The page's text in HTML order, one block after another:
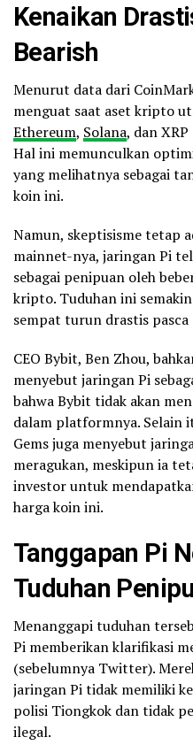
Kenaikan
Bearish
Menurut data dari
menguat saat aset kripto
Ethereum, Solana, dan
Hal ini memunculkan
yang melihatnya sebagai
koin ini.
Namun, skeptisisme tetap
mainnet-nya, jaringan Pi
sebagai penipuan oleh
kripto. Tuduhan ini
sempat turun drastis
CEO Bybit, Ben Zhou,
menyebut jaringan Pi
bahwa Bybit tidak akan
dalam platformnya. Selain
Gems juga menyebut
meragukan, meskipun ia
investor untuk
harga koin ini.
Tanggapan Pi
Tuduhan
Menanggapi tuduhan
Pi memberikan klarifikasi
(sebelumnya Twitter).
jaringan Pi tidak memiliki
polisi Tiongkok dan tidak
ilegal.